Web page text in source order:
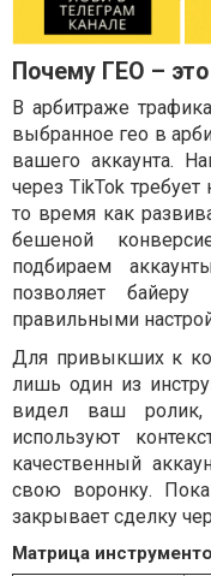
Почему ГЕО –
В арбитраже
выбранное гео в
вашего аккаунта.
через TikTok
то время как
бешеной
подбираем
позволяет
правильными
Для привыкших к
лишь один из
видел ваш
используют
качественный
свою воронку.
закрывает сделку
Матрица